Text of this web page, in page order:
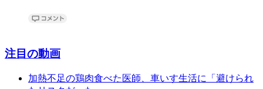
注目の動画
加熱不足の鶏肉食べた医師、車いす生活に「避けられ